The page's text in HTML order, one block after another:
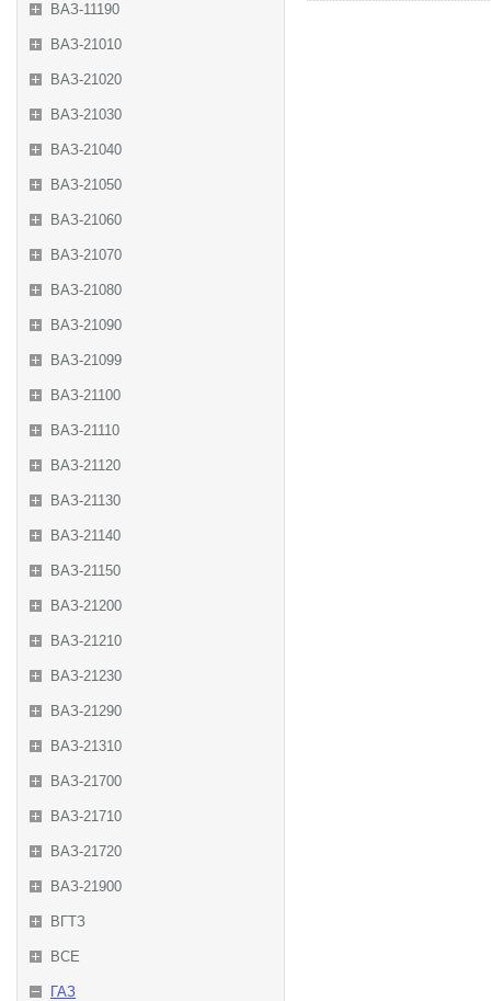
ВАЗ-11190
ВАЗ-21010
ВАЗ-21020
ВАЗ-21030
ВАЗ-21040
ВАЗ-21050
ВАЗ-21060
ВАЗ-21070
ВАЗ-21080
ВАЗ-21090
ВАЗ-21099
ВАЗ-21100
ВАЗ-21110
ВАЗ-21120
ВАЗ-21130
ВАЗ-21140
ВАЗ-21150
ВАЗ-21200
ВАЗ-21210
ВАЗ-21230
ВАЗ-21290
ВАЗ-21310
ВАЗ-21700
ВАЗ-21710
ВАЗ-21720
ВАЗ-21900
ВГТЗ
ВСЕ
ГАЗ